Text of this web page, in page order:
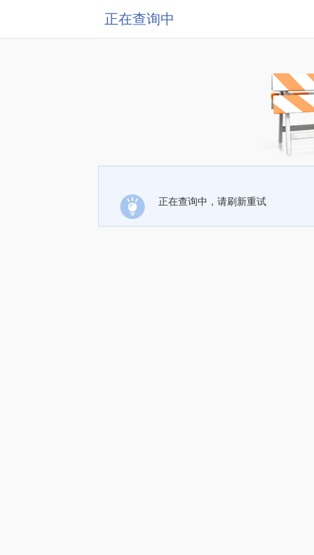
正在查询中
正在查询中，请刷新重试